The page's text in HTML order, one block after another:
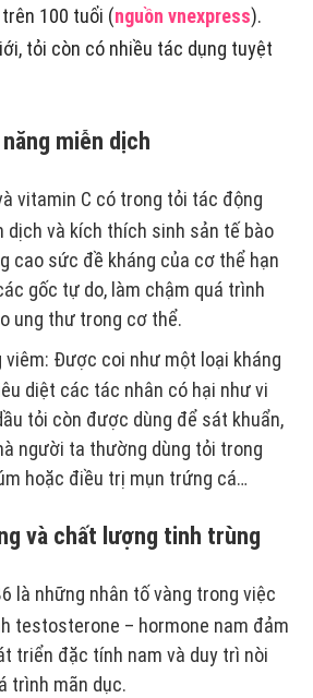
100 tuổi (nguồn vnexpress).
tỏi còn có nhiều tác dụng tuyệt
miễn dịch
vitamin C có trong tỏi tác động
dịch và kích thích sinh sản tế bào
cao sức đề kháng của cơ thể hạn
gốc tự do, làm chậm quá trình
ung thư trong cơ thể.
viêm: Được coi như một loại kháng
diệt các tác nhân có hại như vi
tỏi còn được dùng để sát khuẩn,
người ta thường dùng tỏi trong
hoặc điều trị mụn trứng cá…
và chất lượng tinh trùng
là những nhân tố vàng trong việc
testosterone – hormone nam đảm
triển đặc tính nam và duy trì nòi
trình mãn dục.